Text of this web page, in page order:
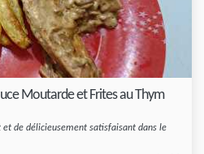
Moutarde et Frites au Thym
de délicieusement satisfaisant dans le